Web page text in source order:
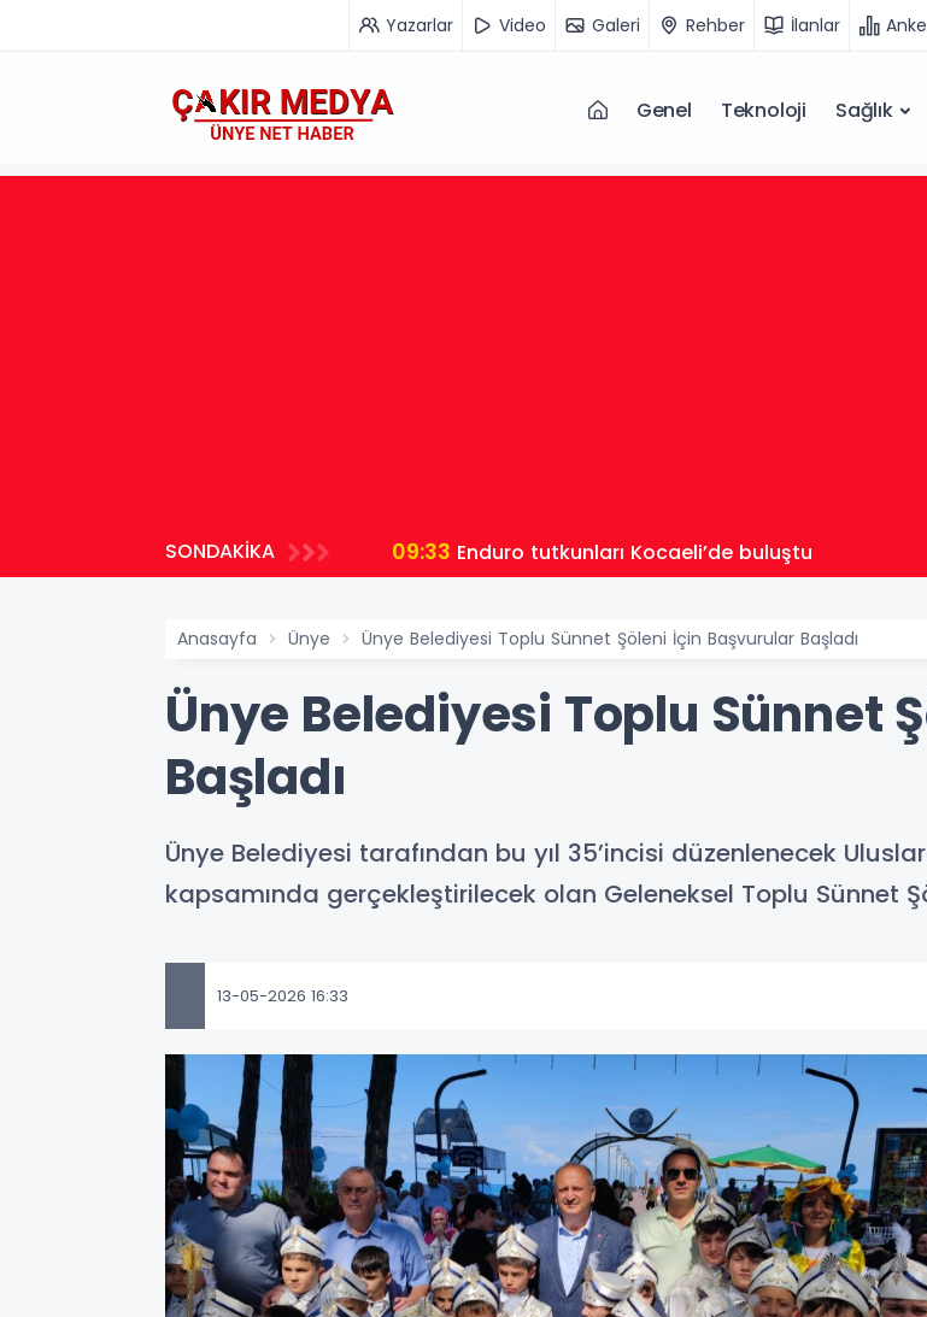
Yazarlar Video Galeri Rehber İlanlar
Genel Teknoloji Sağlık
SONDAKİKA 09:33 Enduro tutkunları Kocaeli’de buluştu
Anasayfa Ünye Ünye Belediyesi Toplu Sünnet Şöleni İçin Başvurular Başladı
Ünye Belediyesi Toplu Sünnet
Başladı
Ünye Belediyesi tarafından bu yıl 35’incisi düzenlenecek
kapsamında gerçekleştirilecek olan Geleneksel Toplu Sünnet
13-05-2026 16:33